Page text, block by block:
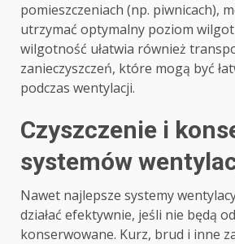
pomieszczeniach (np. piwnicach),
utrzymać optymalny poziom
wilgotność ułatwia również
zanieczyszczeń, które mogą być
podczas wentylacji.
Czyszczenie i
systemów
Nawet najlepsze systemy
działać efektywnie, jeśli nie będą
konserwowane. Kurz, brud i inne